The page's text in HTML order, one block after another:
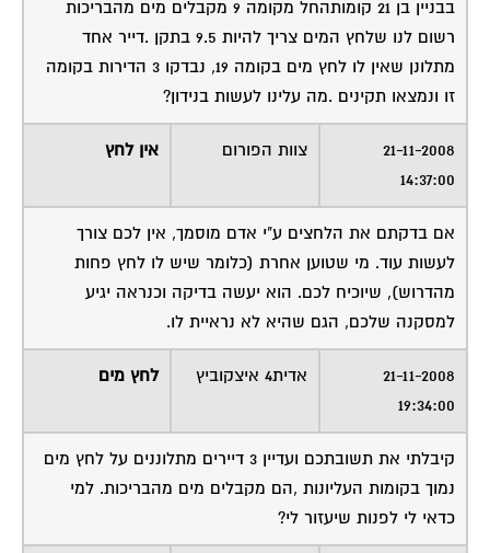
בבניין בן 21 קומותהחל מקומה 9 מקבלים מים מהבריכות
רשום לנו שלחץ המים צריך להיות 9.5 בתקן .דייר אחד
מתלונן שאין לו לחץ מים בקומה 19, נבדקו 3 הדירות בקומה
זו ונמצאו תקינים .מה עלינו לעשות בנידון?
21-11-2008
14:37:00
צוות הפורום אין לחץ
אם בדקתם את הלחצים ע"י אדם מוסמך, אין לכם צורך
לעשות עוד. מי שטוען אחרת (כלומר שיש לו לחץ פחות
מהדרוש), שיוכיח לכם. הוא יעשה בדיקה וכנראה יגיע
למסקנה שלכם, הגם שהיא לא נראיית לו.
21-11-2008
19:34:00
אדית4 איצקוביץ לחץ מים
קיבלתי את תשובתכם ועדיין 3 דיירים מתלוננים על לחץ מים
נמוך בקומות העליונות ,הם מקבלים מים מהבריכות. למי
כדאי לי לפנות שיעזור לי?